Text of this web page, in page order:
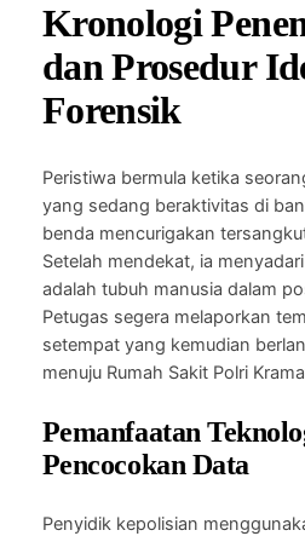
Kronologi
dan Prosedur
Forensik
Peristiwa bermula ketika
yang sedang beraktivitas di
benda mencurigakan
Setelah mendekat, ia
adalah tubuh manusia dalam
Petugas segera melaporkan
setempat yang kemudian
menuju Rumah Sakit Polri
Pemanfaatan
Pencocokan Data
Penyidik kepolisian